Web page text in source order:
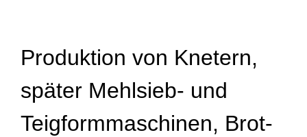
Produktion von Knetern,
später Mehlsieb- und
Teigformmaschinen, Brot-